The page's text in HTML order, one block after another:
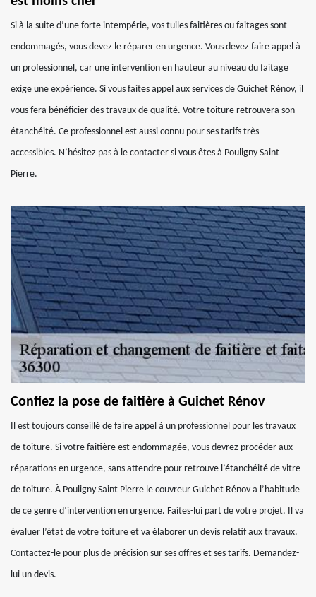
Si à la suite d’une forte intempérie, vos tuiles faitières ou faitages sont
endommagés, vous devez le réparer en urgence. Vous devez faire appel à
un professionnel, car une intervention en hauteur au niveau du faitage
exige une expérience. Si vous faites appel aux services de Guichet Rénov, il
vous fera bénéficier des travaux de qualité. Votre toiture retrouvera son
étanchéité. Ce professionnel est aussi connu pour ses tarifs très
accessibles. N’hésitez pas à le contacter si vous êtes à Pouligny Saint
Pierre.
Confiez la pose de faitière à Guichet Rénov
Il est toujours conseillé de faire appel à un professionnel pour les travaux
de toiture. Si votre faitière est endommagée, vous devrez procéder aux
réparations en urgence, sans attendre pour retrouve l’étanchéité de vitre
de toiture. À Pouligny Saint Pierre le couvreur Guichet Rénov a l’habitude
de ce genre d’intervention en urgence. Faites-lui part de votre projet. Il va
évaluer l’état de votre toiture et va élaborer un devis relatif aux travaux.
Contactez-le pour plus de précision sur ses offres et ses tarifs. Demandez-
lui un devis.